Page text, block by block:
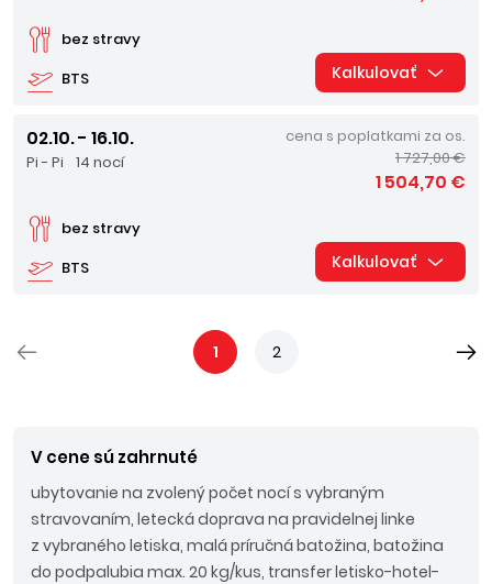
BTS
bez stravy
Kalkulovať
02.10. - 16.10.
Pi - Pi 14 nocí
BTS
bez stravy
cena s poplatkami za os.
1 727,00 €
1 504,70 €
Kalkulovať
1 2
V cene sú zahrnuté
ubytovanie na zvolený počet nocí s vybraným
stravovaním, letecká doprava na pravidelnej linke
z vybraného letiska, malá príručná batožina, batožina
do podpalubia max. 20 kg/kus, transfer letisko-hotel-